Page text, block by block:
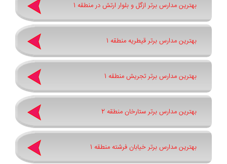
بهترین مدارس برتر ازگل و بلوار ارتش در منطقه 1
بهترین مدارس برتر قیطریه منطقه 1
بهترین مدارس برتر تجریش منطقه 1
بهترین مدارس برتر ستارخان منطقه 2
بهترین مدارس برتر خیابان فرشته منطقه 1